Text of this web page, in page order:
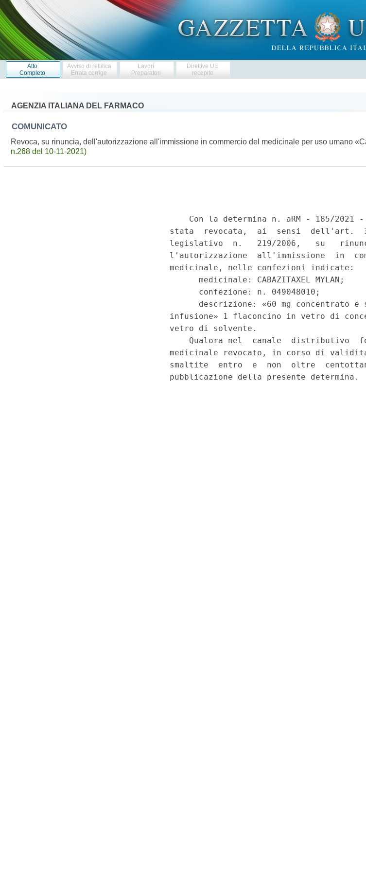
Atto
Completo
Avviso di rettifica
Errata corrige
Lavori
Preparatori
Direttive UE
recepite
AGENZIA ITALIANA DEL FARMACO
COMUNICATO
Revoca, su rinuncia, dell'autorizzazione all'immissione in commercio del medicinale per uso umano
n.268 del 10-11-2021)